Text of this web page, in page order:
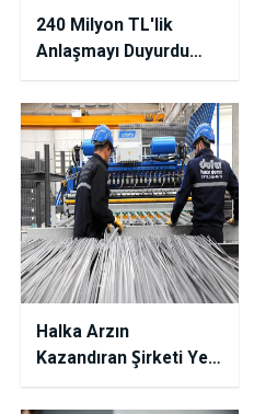
240 Milyon TL'lik
Anlaşmayı Duyurdu
Hisse Pozitif Etkilendi!
Halka Arzın
Kazandıran Şirketi Yeni
Anlaşmasını Duyurdu!